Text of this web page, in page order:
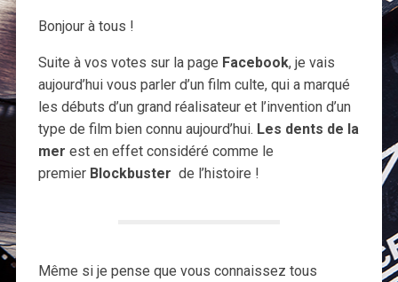
Bonjour à tous !
Suite à vos votes sur la page Facebook, je vais
aujourd’hui vous parler d’un film culte, qui a marqué
les débuts d’un grand réalisateur et l’invention d’un
type de film bien connu aujourd’hui. Les dents de la
mer est en effet considéré comme le
premier Blockbuster de l’histoire !
Même si je pense que vous connaissez tous